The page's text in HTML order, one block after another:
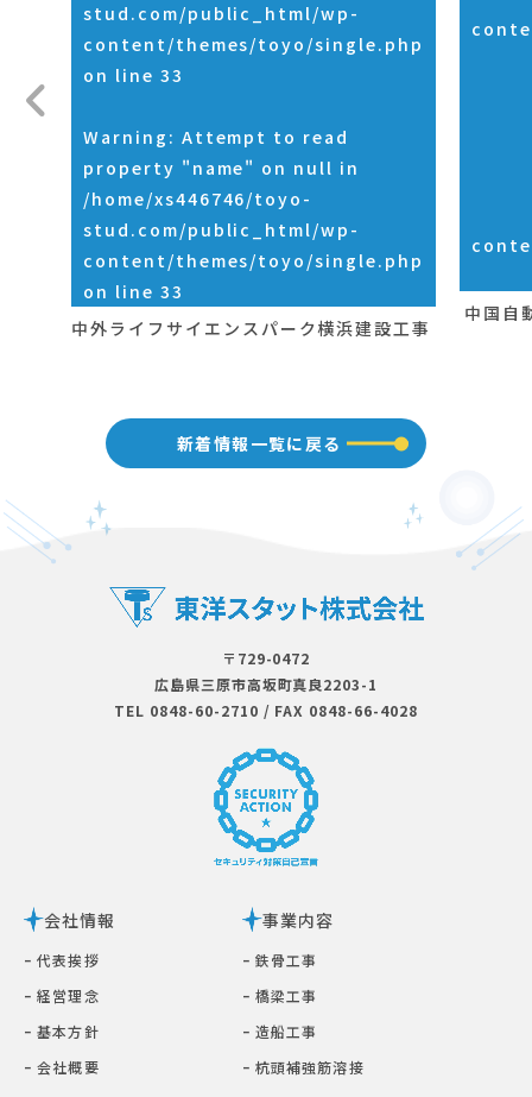
stud.com/public_html/wp-
content/themes/toyo/single.php
on line 33
Warning : Attempt to read
property "name" on null in
/home/xs446746/toyo-
stud.com/public_html/wp-
content/themes/toyo/single.php
on line 33
中外ライフサイエンスパーク横浜建設工事
中国自
新着情報一覧に戻る
〒729-0472
広島県三原市⾼坂町真良2203-1
TEL 0848-60-2710 / FAX 0848-66-4028
会社情報
ｰ 代表挨拶
ｰ 経営理念
ｰ 基本⽅針
ｰ 会社概要
事業内容
ｰ 鉄⾻⼯事
ｰ 橋梁⼯事
ｰ 造船工事
ｰ 杭頭補強筋溶接